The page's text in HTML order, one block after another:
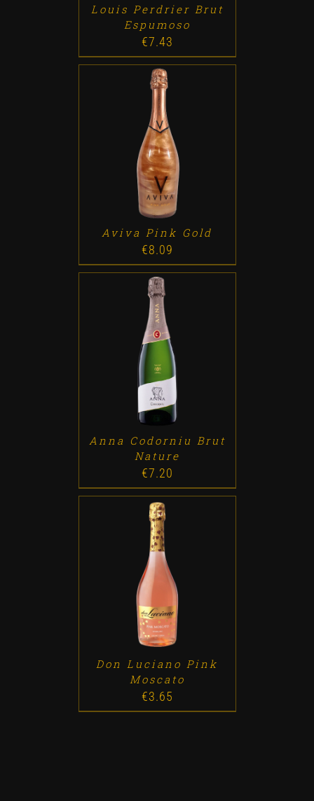
Louis Perdrier Brut
Espumoso
€7.43
ADD TO CART / DETALLES
Aviva Pink Gold
€8.09
ADD TO CART
Anna Codorniu Brut
Nature
€7.20
ADD TO CART
Don Luciano Pink
Moscato
€3.65